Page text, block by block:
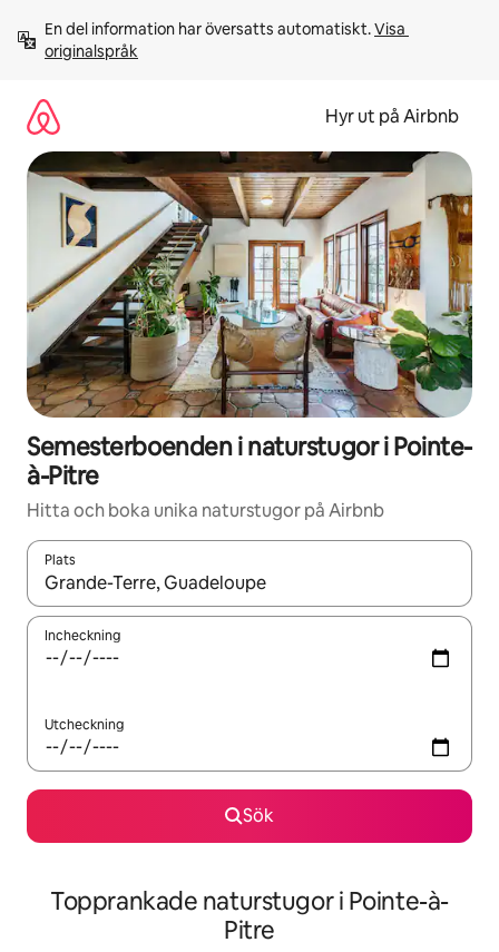
innehåll
En del information har översatts automatiskt. Visa
originalspråk
Hyr ut på Airbnb
Semesterboenden i naturstugor i Pointe-
à-Pitre
Hitta och boka unika naturstugor på Airbnb
Plats
När resultaten är tillgängliga kan du navigera med upp- och
Incheckning
Utcheckning
Sök
Topprankade naturstugor i Pointe-à-
Pitre